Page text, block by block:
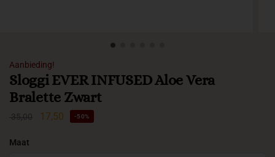
Aanbieding!
Sloggi EVER INFUSED Aloe Vera
Bralette Zwart
35,00 17,50 -50%
Maat